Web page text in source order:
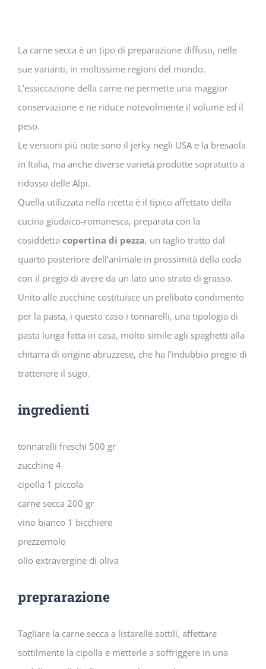
La carne secca è un tipo di preparazione diffuso, nelle
sue varianti, in moltissime regioni del mondo.
L’essiccazione della carne ne permette una maggior
conservazione e ne riduce notevolmente il volume ed il
peso.
Le versioni più note sono il jerky negli USA e la bresaola
in Italia, ma anche diverse varietà prodotte sopratutto a
ridosso delle Alpi.
Quella utilizzata nella ricetta è il tipico affettato della
cucina giudaico-romanesca, preparata con la
cosiddetta copertina di pezza, un taglio tratto dal
quarto posteriore dell’animale in prossimità della coda
con il pregio di avere da un lato uno strato di grasso.
Unito alle zucchine costituisce un prelibato condimento
per la pasta, i questo caso i tonnarelli, una tipologia di
pasta lunga fatta in casa, molto simile agli spaghetti alla
chitarra di origine abruzzese, che ha l’indubbio pregio di
trattenere il sugo.
ingredienti
tonnarelli freschi 500 gr
zucchine 4
cipolla 1 piccola
carne secca 200 gr
vino bianco 1 bicchiere
prezzemolo
olio extravergine di oliva
preprarazione
Tagliare la carne secca a listarelle sottili, affettare
sottilmente la cipolla e metterle a soffriggere in una